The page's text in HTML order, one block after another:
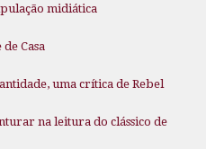
midiática
Casa
uma crítica de Rebel
na leitura do clássico de